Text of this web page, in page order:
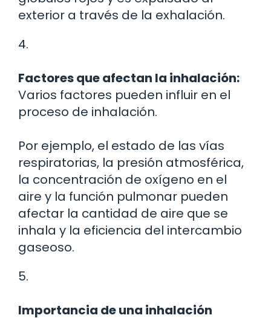
exterior a través de la exhalación.
4.
Factores que afectan la inhalación:
Varios factores pueden influir en el
proceso de inhalación.
Por ejemplo, el estado de las vías
respiratorias, la presión atmosférica,
la concentración de oxígeno en el
aire y la función pulmonar pueden
afectar la cantidad de aire que se
inhala y la eficiencia del intercambio
gaseoso.
5.
Importancia de una inhalación